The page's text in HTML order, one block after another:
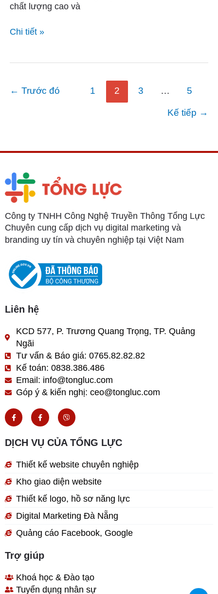
chất lượng cao và
Hòa
Chi tiết »
← Trước đó 1 2 3 … 5
Kế tiếp →
Công ty TNHH Công Nghệ Truyền Thông Tổng Lực
Chuyên cung cấp dịch vụ digital marketing và
branding uy tín và chuyên nghiệp tại Việt Nam
Liên hệ
KCD 577, P. Trương Quang Trọng, TP. Quảng
Ngãi
Tư vấn & Báo giá: 0765.82.82.82
Kế toán: 0838.386.486
Email: info@tongluc.com
Góp ý & kiến nghị: ceo@tongluc.com
F
a
c
b
o
F
a
c
b
o
-
V
i
b
r
DỊCH VỤ CỦA TỔNG LỰC
Thiết kế website chuyên nghiệp
Kho giao diện website
Thiết kế logo, hồ sơ năng lực
Digital Marketing Đà Nẵng
Quảng cáo Facebook, Google
Trợ giúp
Khoá học & Đào tạo
Tuyển dụng nhân sự